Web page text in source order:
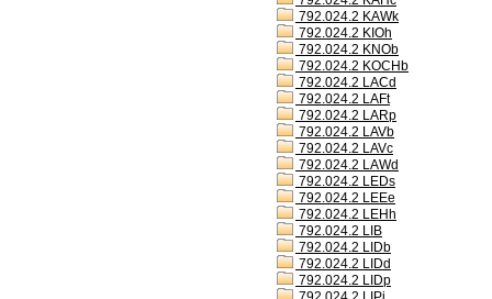
792.024.2 KAWk
792.024.2 KIOh
792.024.2 KNOb
792.024.2 KOCHb
792.024.2 LACd
792.024.2 LAFt
792.024.2 LARp
792.024.2 LAVb
792.024.2 LAVc
792.024.2 LAWd
792.024.2 LEDs
792.024.2 LEEe
792.024.2 LEHh
792.024.2 LIB
792.024.2 LIDb
792.024.2 LIDd
792.024.2 LIDp